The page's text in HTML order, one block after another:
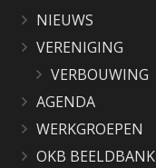
NIEUWS
VERENIGING
VERBOUWING
AGENDA
WERKGROEPEN
OKB BEELDBANK